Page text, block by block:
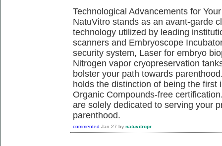
Technological Advancements for
NatuVitro stands as an avant-garde
technology utilized by leading
scanners and Embryoscope
security system, Laser for embryo
Nitrogen vapor cryopreservation
bolster your path towards
holds the distinction of being the
Organic Compounds-free
are solely dedicated to serving your
parenthood.
commented Jan 27 by natuvitropr